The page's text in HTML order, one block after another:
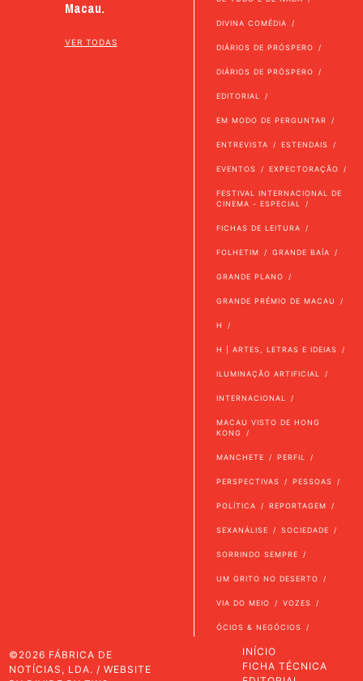
Macau.
VER TODAS
DIVINA COMÉDIA
DIÁRIOS DE PRÓSPERO
DIÁRIOS DE PRÓSPERO
EDITORIAL
EM MODO DE PERGUNTAR
ENTREVISTA ESTENDAIS
EVENTOS EXPECTORAÇÃO
FESTIVAL INTERNACIONAL DE
CINEMA - ESPECIAL
FICHAS DE LEITURA
FOLHETIM GRANDE BAÍA
GRANDE PLANO
GRANDE PRÉMIO DE MACAU
H
H | ARTES, LETRAS E IDEIAS
ILUMINAÇÃO ARTIFICIAL
INTERNACIONAL
MACAU VISTO DE HONG
KONG
MANCHETE PERFIL
PERSPECTIVAS PESSOAS
POLÍTICA REPORTAGEM
SEXANÁLISE SOCIEDADE
SORRINDO SEMPRE
UM GRITO NO DESERTO
VIA DO MEIO VOZES
ÓCIOS & NEGÓCIOS
©2026 FÁBRICA DE
NOTÍCIAS, LDA. / WEBSITE
INÍCIO
FICHA TÉCNICA